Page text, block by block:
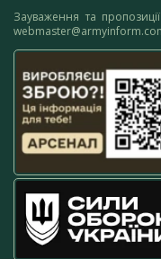
Зауваження та